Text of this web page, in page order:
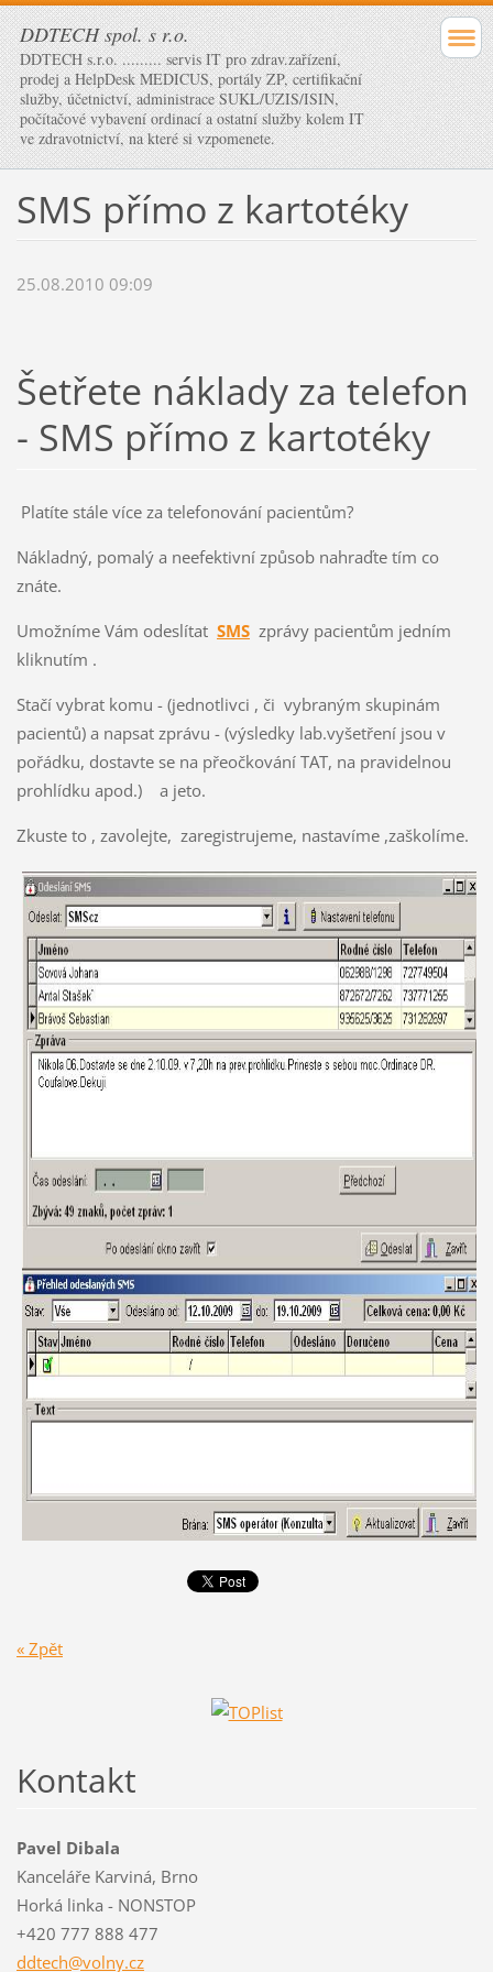
DDTECH spol. s r.o.
DDTECH s.r.o. ......... servis IT pro zdrav.zařízení,
prodej a HelpDesk MEDICUS, portály ZP, certifikační
služby, účetnictví, administrace SUKL/UZIS/ISIN,
počítačové vybavení ordinací a ostatní služby kolem IT
ve zdravotnictví, na které si vzpomenete.
SMS přímo z kartotéky
25.08.2010 09:09
Šetřete náklady za telefon
- SMS přímo z kartotéky
Platíte stále více za telefonování pacientům?
Nákladný, pomalý a neefektivní způsob nahraďte tím co
znáte.
Umožníme Vám odeslítat SMSzprávy pacientům jedním
kliknutím .
Stačí vybrat komu - (jednotlivci , či vybraným skupinám
pacientů) a napsat zprávu - (výsledky lab.vyšetření jsou v
pořádku, dostavte se na přeočkování TAT, na pravidelnou
prohlídku apod.) a jeto.
Zkuste to , zavolejte, zaregistrujeme, nastavíme ,zaškolíme.
« Zpět
Kontakt
Pavel Dibala
Kanceláře Karviná, Brno
Horká linka - NONSTOP
+420 777 888 477
ddtech@volny.cz